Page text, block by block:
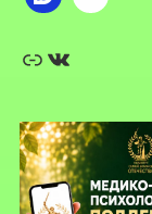
Ссылка